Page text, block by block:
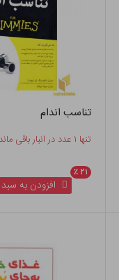
تناسب اندام
تنها ۱ عدد در انبار باقی مانده
۲۱ ٪
افزودن به سبد